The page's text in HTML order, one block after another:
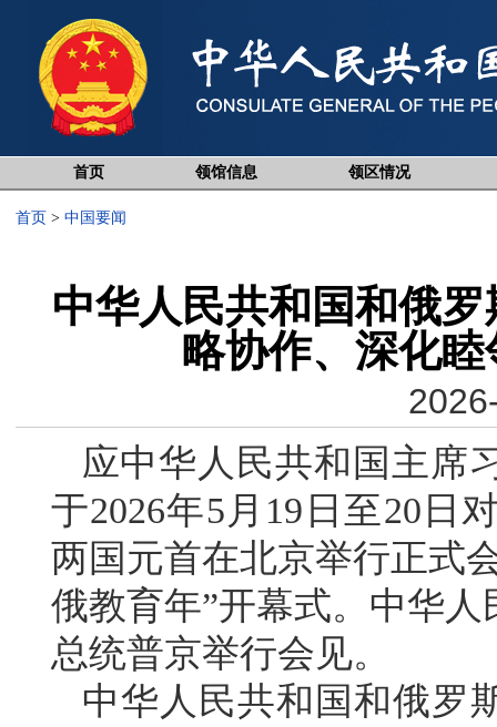
首页 领馆信息 领区情况
首页 > 中国要闻
中华人民共和国和俄
略协作、深化
应中华人民共和国主席
于2026年5月19日至20日
两国元首在北京举行正式
俄教育年”开幕式。中华
总统普京举行会见。
中华人民共和国和俄罗